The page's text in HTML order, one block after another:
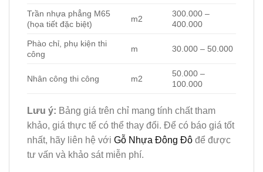
Trần nhựa phẳng M65
(họa tiết đặc biệt)
m2
300.000 –
400.000
Phào chỉ, phụ kiện thi
công
m 30.000 – 50.000
Nhân công thi công m2
50.000 –
100.000
Lưu ý: Bảng giá trên chỉ mang tính chất tham
khảo, giá thực tế có thể thay đổi. Để có báo giá tốt
nhất, hãy liên hệ với Gỗ Nhựa Đông Đô để được
tư vấn và khảo sát miễn phí.